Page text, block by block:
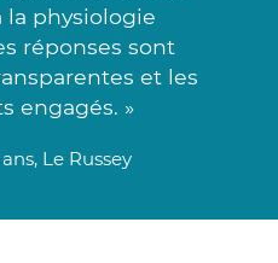
la physiologie
réponses sont
et les
engagés. »
Le Russey